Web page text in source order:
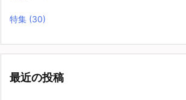
特集 (30)
最近の投稿